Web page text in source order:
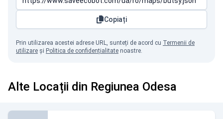
Copiați
Prin utilizarea acestei adrese URL, sunteți de acord cu Termenii de
utilizare și Politica de confidențialitate noastre.
Alte Locații din Regiunea Odesa